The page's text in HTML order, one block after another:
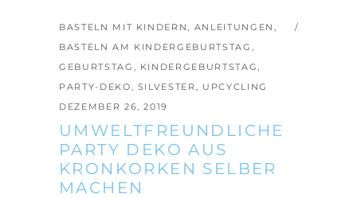
BASTELN MIT KINDERN, ANLEITUNGEN ,
BASTELN AM KINDERGEBURTSTAG ,
GEBURTSTAG , KINDERGEBURTSTAG,
PARTY-DEKO, SILVESTER, UPCYCLING
DEZEMBER 26, 2019
UMWELTFREUNDLICHE
PARTY DEKO AUS
KRONKORKEN SELBER
MACHEN